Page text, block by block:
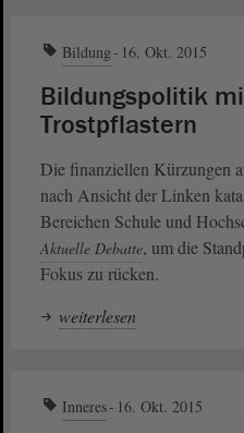
Bildung 16. Okt. 2015
Bildungspolitik
Trostpflastern
Die finanziellen Kürzungen
nach Ansicht der Linken
Bereichen Schule und
Aktuelle Debatte, um die
Fokus zu rücken.
weiterlesen
Inneres 16. Okt. 2015